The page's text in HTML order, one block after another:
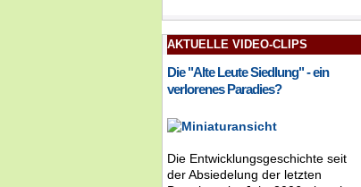
AKTUELLE VIDEO-CLIPS
Die "Alte Leute Siedlung" - ein
verlorenes Paradies?
Die Entwicklungsgeschichte seit
der Absiedelung der letzten